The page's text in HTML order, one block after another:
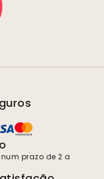
prazo de 2 a